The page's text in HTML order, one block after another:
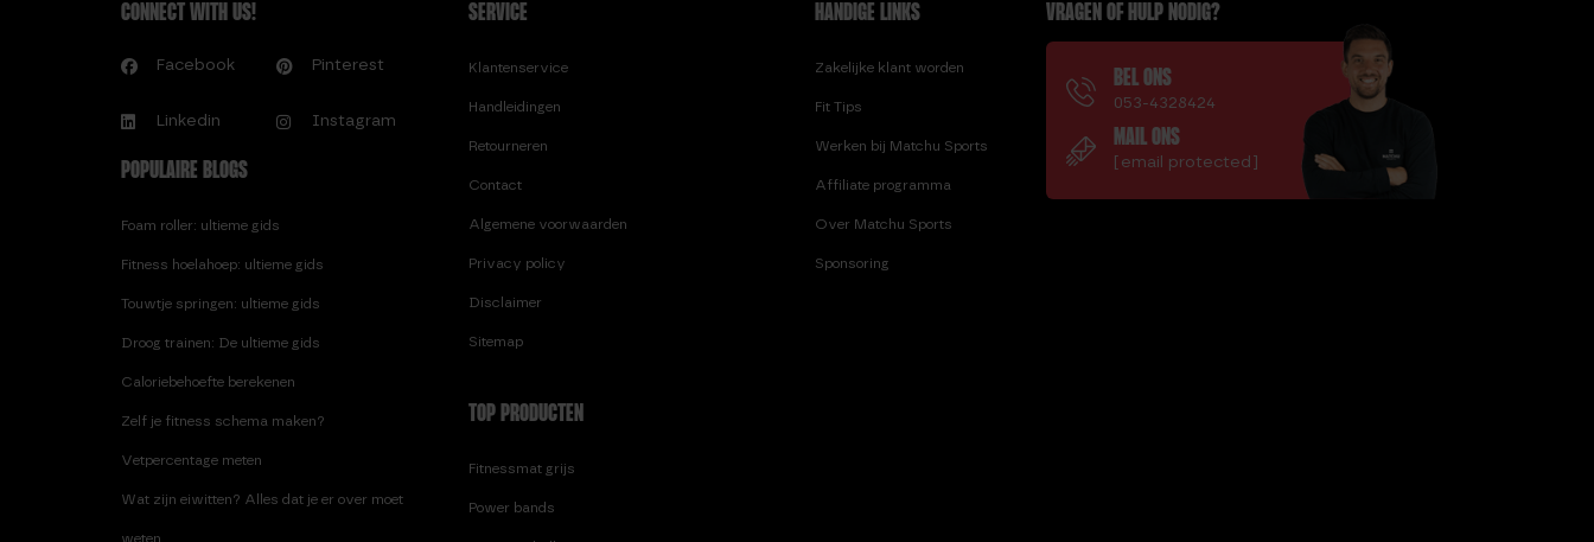
CONNECT WITH US!
Facebook Pinterest
Linkedin Instagram
POPULAIRE BLOGS
Foam roller: ultieme gids
Fitness hoelahoep: ultieme gids
Touwtje springen: ultieme gids
Droog trainen: De ultieme gids
Caloriebehoefte berekenen
Zelf je fitness schema maken?
Vetpercentage meten
Wat zijn eiwitten? Alles dat je er over moet
weten.
SERVICE
Klantenservice
Handleidingen
Retourneren
Contact
Algemene voorwaarden
Privacy policy
Disclaimer
Sitemap
TOP PRODUCTEN
Fitnessmat grijs
Power bands
HANDIGE LINKS
Zakelijke klant worden
Fit Tips
Werken bij Matchu Sports
Affiliate programma
Over Matchu Sports
Sponsoring
VRAGEN OF HULP NODIG?
BEL ONS
053-4328424
MAIL ONS
[email protected]